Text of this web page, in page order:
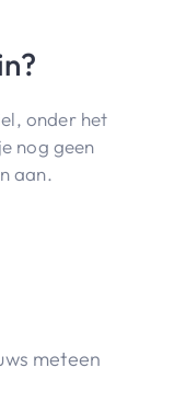
onder het
nog geen
aan.
meteen